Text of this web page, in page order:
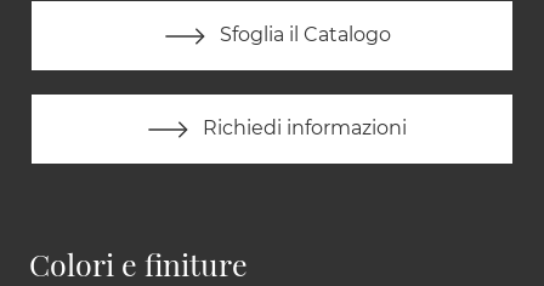
Sfoglia il Catalogo
Richiedi informazioni
Colori e finiture